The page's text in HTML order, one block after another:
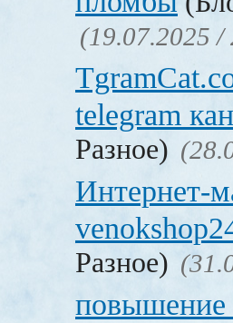
(19.07.2025 /
telegram
Разное)
Интернет-
Разное)
повышение